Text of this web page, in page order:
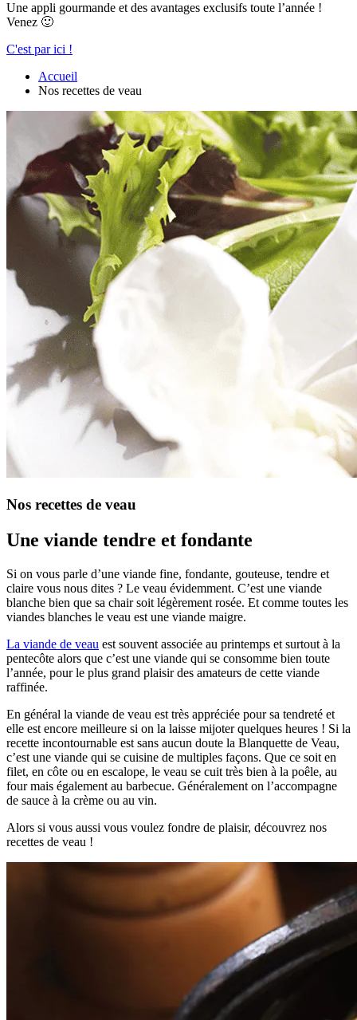
Une appli gourmande et des avantages exclusifs toute l’année !
Venez 🙂
C'est par ici !
Accueil
Nos recettes de veau
Nos recettes de veau
Une viande tendre et fondante
Si on vous parle d’une viande fine, fondante, gouteuse, tendre et
claire vous nous dites ? Le veau évidemment. C’est une viande
blanche bien que sa chair soit légèrement rosée. Et comme toutes les
viandes blanches le veau est une viande maigre.
La viande de veau est souvent associée au printemps et surtout à la
pentecôte alors que c’est une viande qui se consomme bien toute
l’année, pour le plus grand plaisir des amateurs de cette viande
raffinée.
En général la viande de veau est très appréciée pour sa tendreté et
elle est encore meilleure si on la laisse mijoter quelques heures ! Si la
recette incontournable est sans aucun doute la Blanquette de Veau,
c’est une viande qui se cuisine de multiples façons. Que ce soit en
filet, en côte ou en escalope, le veau se cuit très bien à la poêle, au
four mais également au barbecue. Généralement on l’accompagne
de sauce à la crème ou au vin.
Alors si vous aussi vous voulez fondre de plaisir, découvrez nos
recettes de veau !